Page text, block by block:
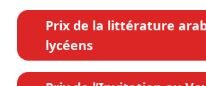
Prix de la littérature
lycéens